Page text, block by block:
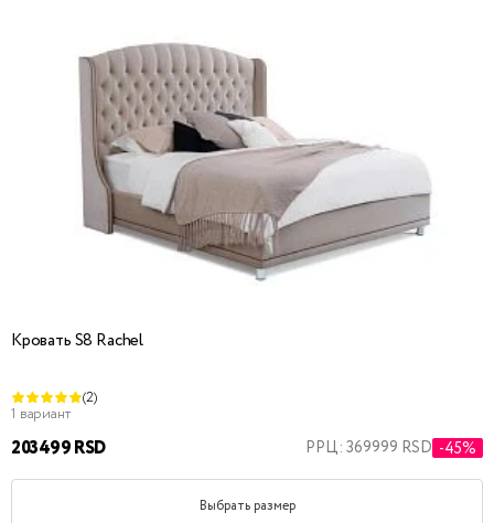
Кровать S8 Rachel
(2)
1 вариант
203499 RSD РРЦ: 369999 RSD -45%
Выбрать размер